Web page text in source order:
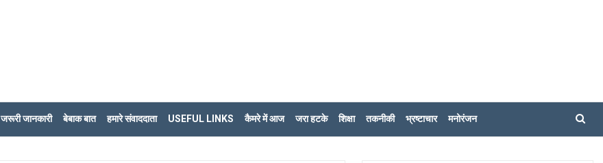
जरूरी जानकारी बेबाक बात हमारे संवाददाता USEFUL LINKS कैमरे में आज जरा हटके शिक्षा तकनीकी भ्रष्टाचार मनोरंजन